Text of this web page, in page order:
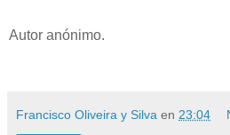
Autor anónimo.
Francisco Oliveira y Silva en 23:04